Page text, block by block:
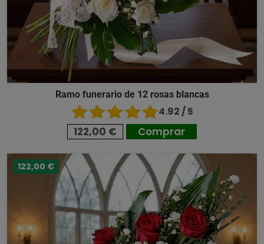
Ramo funerario de 12 rosas blancas
4.92 / 5
122,00 € Comprar
122,00 €